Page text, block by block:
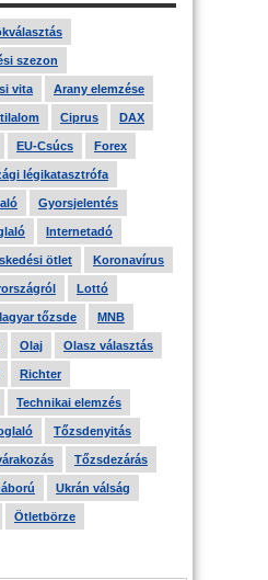
szezon
vita Arany elemzése
Ciprus DAX
EU-Csúcs Forex
légikatasztrófa
Gyorsjelentés
Internetadó
ötlet Koronavírus
Lottó
tőzsde MNB
Olaj Olasz választás
Richter
Technikai elemzés
Tőzsdenyitás
Tőzsdezárás
Ukrán válság
Ötletbörze